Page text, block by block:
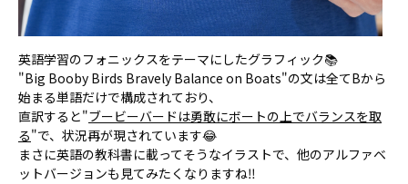
英語学習のフォニックスをテーマにしたグラフィック📚
"Big Booby Birds Bravely Balance on Boats"の文は全てBから
始まる単語だけで構成されており、
直訳すると"ブービーバードは勇敢にボートの上でバランスを取
る"で、状況再が現されています😂
まさに英語の教科書に載ってそうなイラストで、他のアルファベ
ットバージョンも見てみたくなりますね‼️